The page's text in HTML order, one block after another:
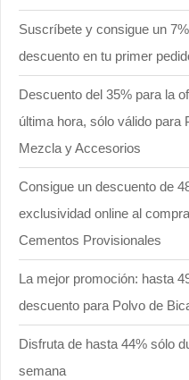
Suscríbete y consigue un
descuento en tu primer
Descuento del 35% para la
última hora, sólo válido para
Mezcla y Accesorios
Consigue un descuento de
exclusividad online al
Cementos Provisionales
La mejor promoción: hasta
descuento para Polvo de
Disfruta de hasta 44% sólo
semana